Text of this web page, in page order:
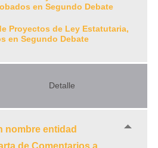
en Segundo Debate
Proyectos de Ley Estatutaria,
en Segundo Debate
Detalle
nombre entidad
de Comentarios a